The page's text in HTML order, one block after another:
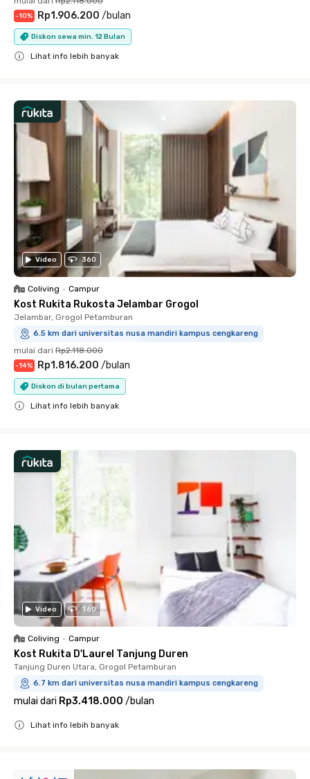
-10% Rp1.906.200 /bulan
Diskon sewa min. 12 Bulan
Lihat info lebih banyak
Video 360
Coliving • Campur
Kost Rukita Rukosta Jelambar Grogol
Jelambar, Grogol Petamburan
6.5 km dari universitas nusa mandiri kampus cengkareng
mulai dari Rp2.118.000
-14% Rp1.816.200 /bulan
Diskon di bulan pertama
Lihat info lebih banyak
Video 360
Coliving • Campur
Kost Rukita D'Laurel Tanjung Duren
Tanjung Duren Utara, Grogol Petamburan
6.7 km dari universitas nusa mandiri kampus cengkareng
mulai dari Rp3.418.000 /bulan
Lihat info lebih banyak